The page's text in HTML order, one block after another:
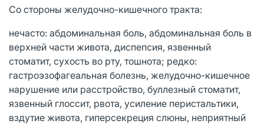
Со стороны желудочно-кишечного тракта:
нечасто: абдоминальная боль, абдоминальная боль в
верхней части живота, диспепсия, язвенный
стоматит, сухость во рту, тошнота; редко:
гастроэзофагеальная болезнь, желудочно-кишечное
нарушение или расстройство, буллезный стоматит,
язвенный глоссит, рвота, усиление перистальтики,
вздутие живота, гиперсекреция слюны, неприятный